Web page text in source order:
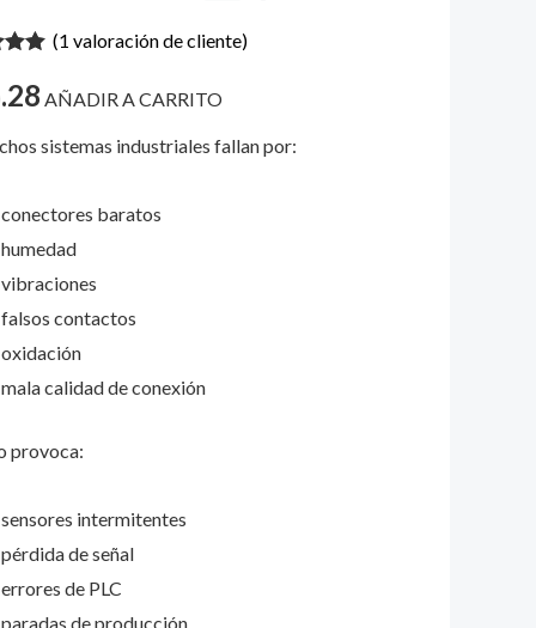
en
(1 valoración de cliente)
AÑADIR A CARRITO
sistemas industriales fallan por:
conectores baratos
humedad
vibraciones
falsos contactos
oxidación
mala calidad de conexión
provoca:
sensores intermitentes
pérdida de señal
errores de PLC
paradas de producción